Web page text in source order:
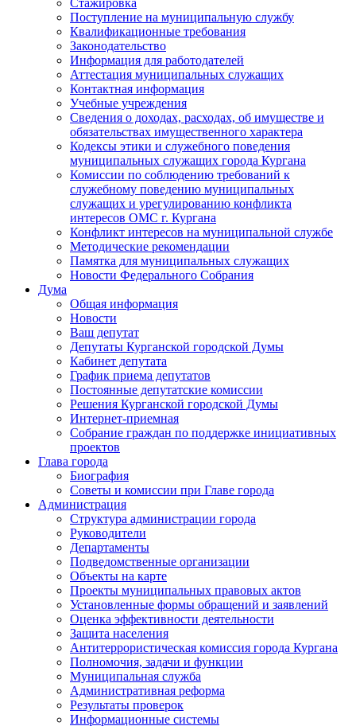
Стажировка
Поступление на муниципальную службу
Квалификационные требования
Законодательство
Информация для работодателей
Аттестация муниципальных служащих
Контактная информация
Учебные учреждения
Сведения о доходах, расходах, об имуществе и
обязательствах имущественного характера
Кодексы этики и служебного поведения
муниципальных служащих города Кургана
Комиссии по соблюдению требований к
служебному поведению муниципальных
служащих и урегулированию конфликта
интересов ОМС г. Кургана
Конфликт интересов на муниципальной службе
Методические рекомендации
Памятка для муниципальных служащих
Новости Федерального Cобрания
Дума
Общая информация
Новости
Ваш депутат
Депутаты Курганской городской Думы
Кабинет депутата
График приема депутатов
Постоянные депутатские комиссии
Решения Курганской городской Думы
Интернет-приемная
Собрание граждан по поддержке инициативных
проектов
Глава города
Биография
Советы и комиссии при Главе города
Администрация
Структура администрации города
Руководители
Департаменты
Подведомственные организации
Объекты на карте
Проекты муниципальных правовых актов
Установленные формы обращений и заявлений
Оценка эффективности деятельности
Защита населения
Антитеррористическая комиссия города Кургана
Полномочия, задачи и функции
Муниципальная служба
Административная реформа
Результаты проверок
Информационные системы